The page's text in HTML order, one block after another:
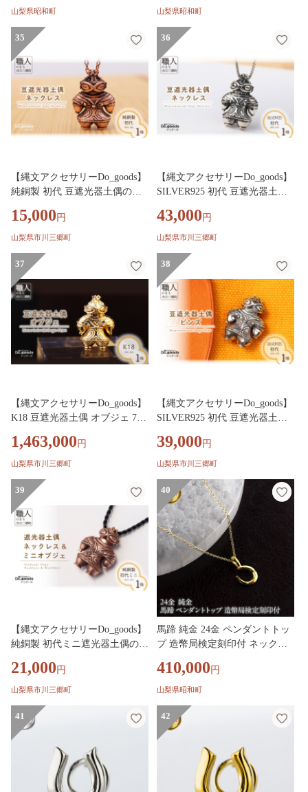
260430200k24 SWAA383-a
山梨県昭和町
2-b
山梨県昭和町
35
【縄文アクセサリーDo_goods】
純銅製 初代 豆遮光器土偶のネ
15,000 円
山梨県市川三郷町
36
【縄文アクセサリーDo_goods】
SILVER925 初代 豆遮光器土偶
8]
43,000 円
山梨県市川三郷町
37
【縄文アクセサリーDo_goods】
K18 豆遮光器土偶 オブジェ 700
1,463,000 円
山梨県市川三郷町
38
【縄文アクセサリーDo_goods】
SILVER925 初代 豆遮光器土偶
39,000 円
山梨県市川三郷町
39
【縄文アクセサリーDo_goods】
純銅製 初代ミニ遮光器土偶のネ
9 [5839-2351]
21,000 円
山梨県市川三郷町
40
馬蹄 純金 24金 ペンダントトッ
プ 造幣局検定刻印付 ネックレ
ルド 24k 260427200k24 SWAA38
2-a
410,000 円
山梨県昭和町
41 42